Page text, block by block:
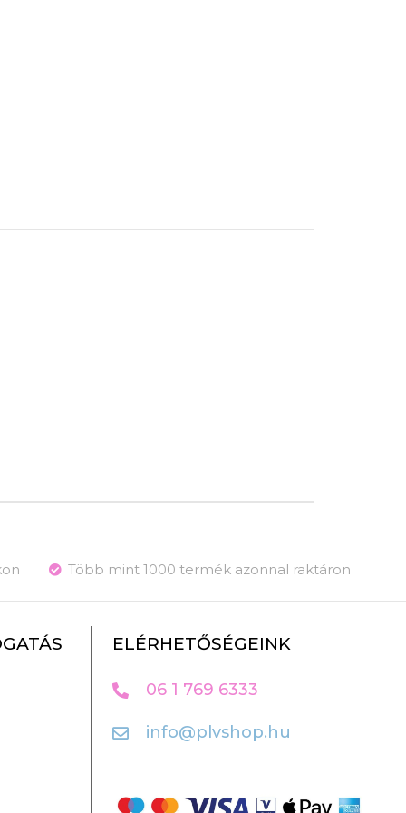
Több mint 1000 termék azonnal raktáron
ELÉRHETŐSÉGEINK
06 1 769 6333
info@plvshop.hu